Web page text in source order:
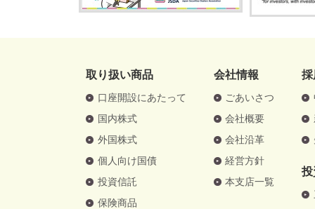
取り扱い商品
口座開設にあたって
国内株式
外国株式
個人向け国債
投資信託
保険商品
会社情報
ごあいさつ
会社概要
会社沿革
経営方針
本支店一覧